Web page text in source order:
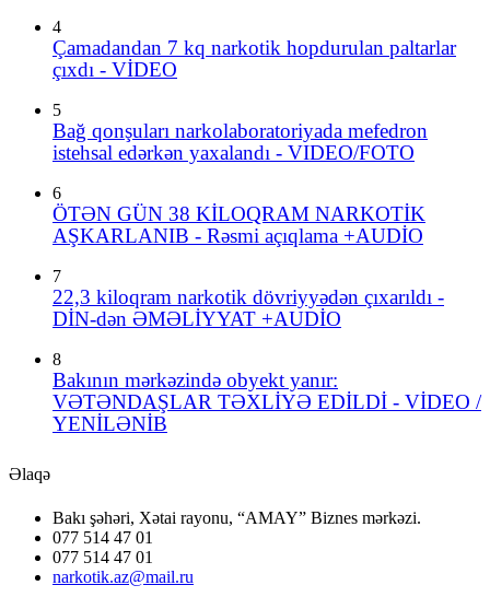
4
Çamadandan 7 kq narkotik hopdurulan paltarlar
çıxdı - VİDEO
5
Bağ qonşuları narkolaboratoriyada mefedron
istehsal edərkən yaxalandı - VIDEO/FOTO
6
ÖTƏN GÜN 38 KİLOQRAM NARKOTİK
AŞKARLANIB - Rəsmi açıqlama +AUDİO
7
22,3 kiloqram narkotik dövriyyədən çıxarıldı -
DİN-dən ƏMƏLİYYAT +AUDİO
8
Bakının mərkəzində obyekt yanır:
VƏTƏNDAŞLAR TƏXLİYƏ EDİLDİ - VİDEO /
YENİLƏNİB
Əlaqə
Bakı şəhəri, Xətai rayonu, “AMAY” Biznes mərkəzi.
077 514 47 01
077 514 47 01
narkotik.az@mail.ru